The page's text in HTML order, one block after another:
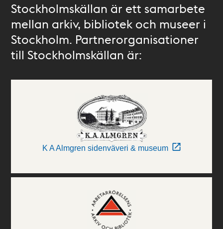
Stockholmskällan är ett samarbete
mellan arkiv, bibliotek och museer i
Stockholm. Partnerorganisationer
till Stockholmskällan är:
K A Almgren sidenväveri & museum